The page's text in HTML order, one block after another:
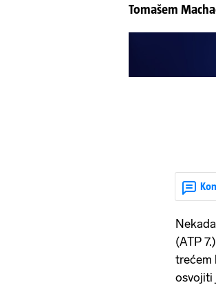
Tomašem
(ATP
trećem
osvojiti